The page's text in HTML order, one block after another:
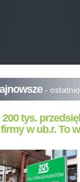
-
tys.
w ub.r. To